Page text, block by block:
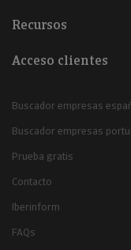
Recursos
Acceso clientes
Buscador empresas
Buscador empresas
Prueba gratis
Contacto
Iberinform
FAQs